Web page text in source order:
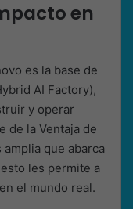
en
es la base de
AI Factory),
y operar
de la Ventaja de
que abarca
les permite a
el mundo real.